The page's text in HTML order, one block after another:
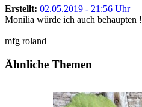
Erstellt: 02.05.2019 - 21:56 Uhr
Monilia würde ich auch behaupten !
mfg roland
Ähnliche Themen